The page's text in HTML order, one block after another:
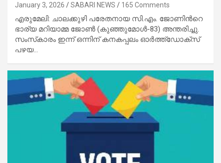
January 3, 2026 SABARI NEWS 165 Comments
എ​രു​മേ​ലി: ചാ​ല​ക്കു​ഴി പ​രേ​ത​നാ​യ സി.​എം. ജോ​ണി​ന്‍റെ
ഭാ​ര്യ മ​റി​യാ​മ്മ ജോ​ണ്‍ (കു​ഞ്ഞു​മോ​ള്‍-83) അ​ന്ത​രി​ച്ചു.
സം​സ്‌​കാ​രം ഇ​ന്ന് ഒ​ന്നി​ന് ക​ന​ക​പ്പ​ലം ഓ​ര്‍​ത്ത്ഡോ​ക്‌​സ്
പ​ഴ​യ…